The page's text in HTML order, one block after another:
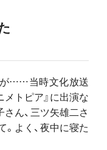
が……当時文化放送
トピア』に出演な
ん、三ツ矢雄二さ
よく、夜中に寝た